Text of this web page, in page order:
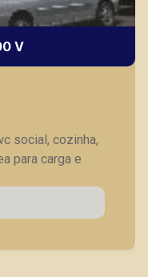
V
social, cozinha,
para carga e